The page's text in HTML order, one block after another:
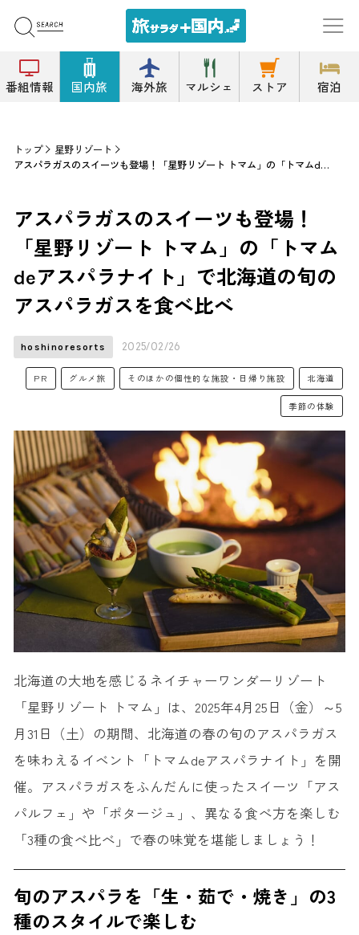
番組情報 国内旅 海外旅 マルシェ ストア 宿泊
トップ
星野リゾート
アスパラガスのスイーツも登場！「星野リゾート トマム」の「トマムdeアスパラナイト」で北海道の旬のアスパラガスを食べ比べ
アスパラガスのスイーツも登場！
「星野リゾート トマム」の「トマム
deアスパラナイト」で北海道の旬の
アスパラガスを食べ比べ
hoshinoresorts 2025/02/26
PR グルメ旅 そのほかの個性的な施設・日帰り施設 北海道
季節の体験
北海道の大地を感じるネイチャーワンダーリゾート
「星野リゾート トマム」は、2025年4月25日（金）～5
月31日（土）の期間、北海道の春の旬のアスパラガス
を味わえるイベント「トマムdeアスパラナイト」を開
催。アスパラガスをふんだんに使ったスイーツ「アス
パルフェ」や「ポタージュ」、異なる食べ方を楽しむ
「3種の食べ比べ」で春の味覚を堪能しましょう！
旬のアスパラを「生・茹で・焼き」の3
種のスタイルで楽しむ